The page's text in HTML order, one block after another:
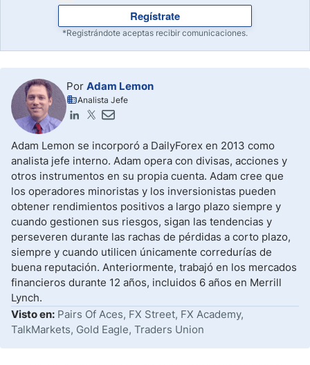
Regístrate
*Registrándote aceptas recibir comunicaciones.
Por Adam Lemon
Analista Jefe
Adam Lemon se incorporó a DailyForex en 2013 como
analista jefe interno. Adam opera con divisas, acciones y
otros instrumentos en su propia cuenta. Adam cree que
los operadores minoristas y los inversionistas pueden
obtener rendimientos positivos a largo plazo siempre y
cuando gestionen sus riesgos, sigan las tendencias y
perseveren durante las rachas de pérdidas a corto plazo,
siempre y cuando utilicen únicamente corredurías de
buena reputación. Anteriormente, trabajó en los mercados
financieros durante 12 años, incluidos 6 años en Merrill
Lynch.
Visto en: Pairs Of Aces, FX Street, FX Academy,
TalkMarkets, Gold Eagle, Traders Union